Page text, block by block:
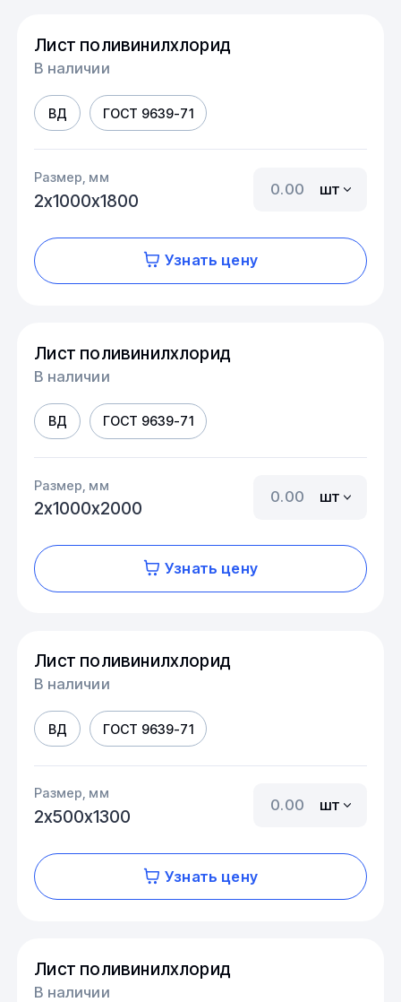
Лист поливинилхлорид
В наличии
ВД ГОСТ 9639-71
Размер, мм
2х1000х1800
шт
Узнать цену
Лист поливинилхлорид
В наличии
ВД ГОСТ 9639-71
Размер, мм
2х1000х2000
шт
Узнать цену
Лист поливинилхлорид
В наличии
ВД ГОСТ 9639-71
Размер, мм
2х500х1300
шт
Узнать цену
Лист поливинилхлорид
В наличии